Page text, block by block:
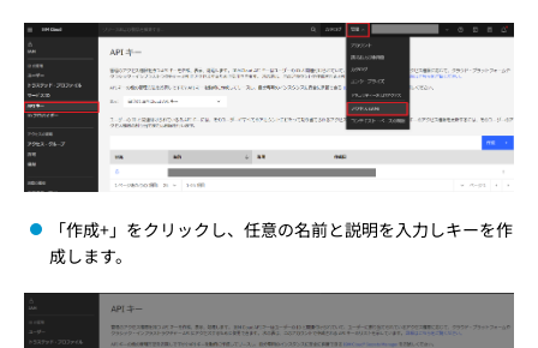
「作成+」をクリックし、任意の名前と説明を入力しキーを作
成します。